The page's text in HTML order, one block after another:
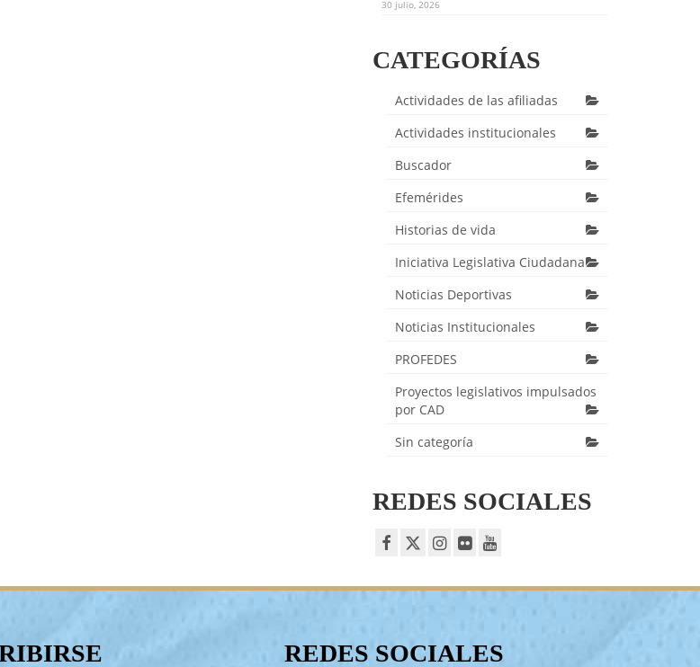
30 julio, 2026
CATEGORÍAS
Actividades de las afiliadas
Actividades institucionales
Buscador
Efemérides
Historias de vida
Iniciativa Legislativa Ciudadana
Noticias Deportivas
Noticias Institucionales
PROFEDES
Proyectos legislativos impulsados
por CAD
Sin categoría
REDES SOCIALES
REDES SOCIALES